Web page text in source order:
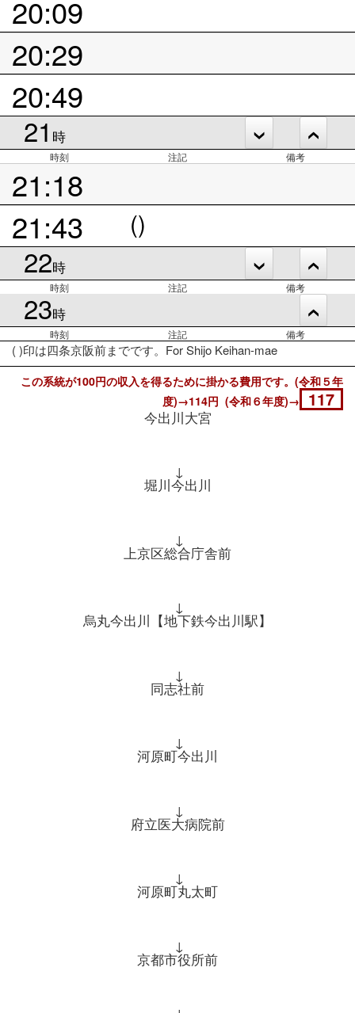
20:09
20:29
20:49
21 時
時刻 注記 備考
21:18
21:43
()
22時
時刻 注記 備考
23時
時刻 注記 備考
( )印は四条京阪前までです。For Shijo Keihan-mae
この系統が100円の収入を得るために掛かる費用です。(令和５年
度)→114円 (令和６年度)→
117
今出川大宮
↓
堀川今出川
↓
上京区総合庁舎前
↓
烏丸今出川【地下鉄今出川駅】
↓
同志社前
↓
河原町今出川
↓
府立医大病院前
↓
河原町丸太町
↓
京都市役所前